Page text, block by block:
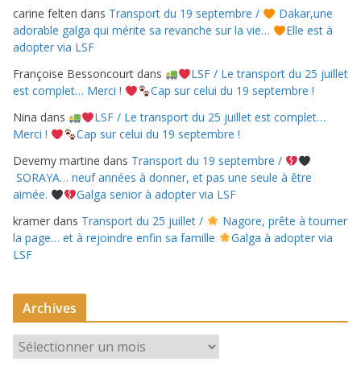
carine felten dans Transport du 19 septembre /
Dakar,une
adorable galga qui mérite sa revanche sur la vie…
Elle est à
adopter via LSF
Françoise Bessoncourt dans
LSF / Le transport du 25 juillet
est complet… Merci !
Cap sur celui du 19 septembre !
Nina dans
LSF / Le transport du 25 juillet est complet…
Merci !
Cap sur celui du 19 septembre !
Devemy martine dans Transport du 19 septembre /
SORAYA… neuf années à donner, et pas une seule à être
aimée.
Galga senior à adopter via LSF
kramer dans Transport du 25 juillet /
Nagore, prête à tourner
la page… et à rejoindre enfin sa famille
Galga à adopter via
LSF
Archives